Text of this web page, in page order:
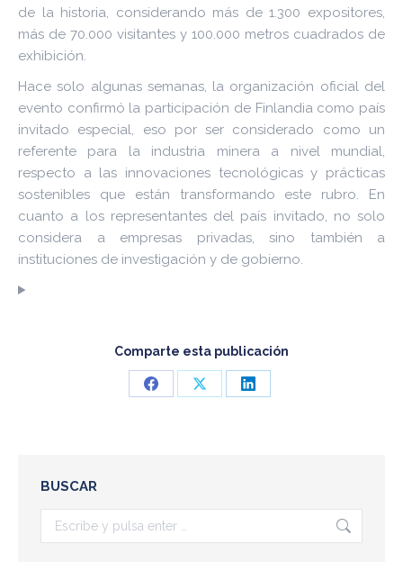
de la historia, considerando más de 1.300 expositores,
más de 70.000 visitantes y 100.000 metros cuadrados de
exhibición.
Hace solo algunas semanas, la organización oficial del
evento confirmó la participación de Finlandia como país
invitado especial, eso por ser considerado como un
referente para la industria minera a nivel mundial,
respecto a las innovaciones tecnológicas y prácticas
sostenibles que están transformando este rubro. En
cuanto a los representantes del país invitado, no solo
considera a empresas privadas, sino también a
instituciones de investigación y de gobierno.
Comparte esta publicación
Share
Share
Share
BUSCAR
Buscar: